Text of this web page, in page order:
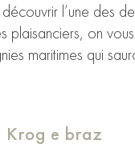
l’une des
plaisanciers, on
maritimes qui
Krog e braz